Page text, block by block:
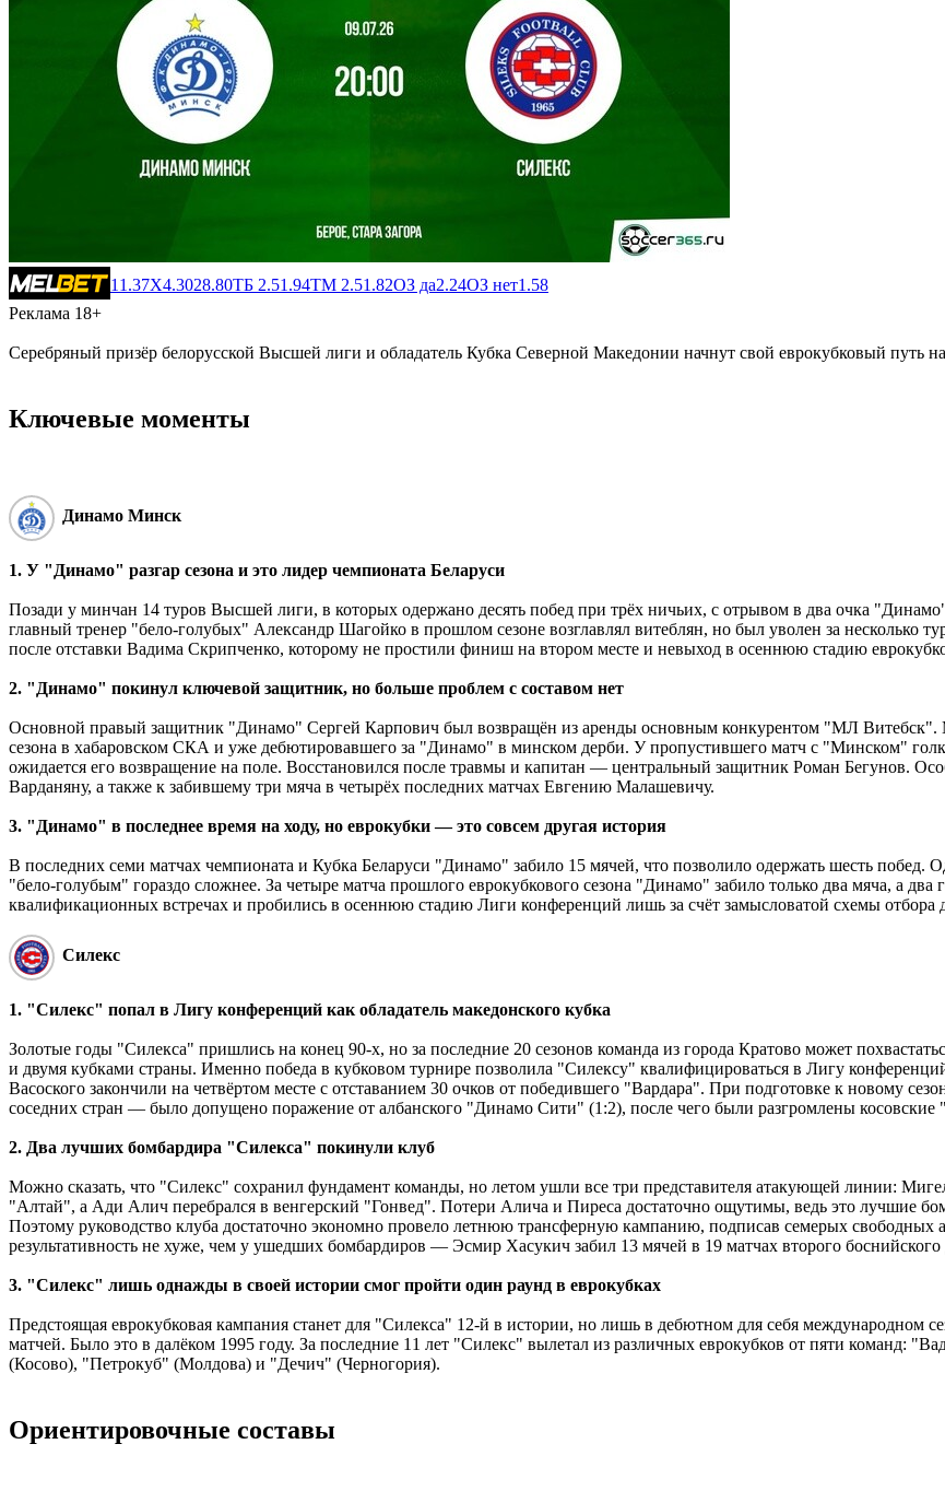
1 1.37X4.3028.80ТБ 2.51.94ТМ 2.51.82ОЗ да2.24ОЗ нет1.58
Реклама 18+
Серебряный призёр белорусской Высшей лиги и обладатель Кубка Северной Македонии начнут свой еврокубковый путь
Ключевые моменты
Динамо Минск
1. У "Динамо" разгар сезона и это лидер чемпионата Беларуси
Позади у минчан 14 туров Высшей лиги, в которых одержано десять побед при трёх ничьих, с отрывом в два очка
главный тренер "бело-голубых" Александр Шагойко в прошлом сезоне возглавлял витеблян, но был уволен за несколько
после отставки Вадима Скрипченко, которому не простили финиш на втором месте и невыход в осеннюю стадию
2. "Динамо" покинул ключевой защитник, но больше проблем с составом нет
Основной правый защитник "Динамо" Сергей Карпович был возвращён из аренды основным конкурентом "МЛ Витебск".
сезона в хабаровском СКА и уже дебютировавшего за "Динамо" в минском дерби. У пропустившего матч с "Минском"
ожидается его возвращение на поле. Восстановился после травмы и капитан — центральный защитник Роман Бегунов.
Варданяну, а также к забившему три мяча в четырёх последних матчах Евгению Малашевичу.
3. "Динамо" в последнее время на ходу, но еврокубки — это совсем другая история
В последних семи матчах чемпионата и Кубка Беларуси "Динамо" забило 15 мячей, что позволило одержать шесть побед.
"бело-голубым" гораздо сложнее. За четыре матча прошлого еврокубкового сезона "Динамо" забило только два мяча, а
квалификационных встречах и пробились в осеннюю стадию Лиги конференций лишь за счёт замысловатой схемы отбора
Силекс
1. "Силекс" попал в Лигу конференций как обладатель македонского кубка
Золотые годы "Силекса" пришлись на конец 90-х, но за последние 20 сезонов команда из города Кратово может
и двумя кубками страны. Именно победа в кубковом турнире позволила "Силексу" квалифицироваться в Лигу
Васоского закончили на четвёртом месте с отставанием 30 очков от победившего "Вардара". При подготовке к новому
соседних стран — было допущено поражение от албанского "Динамо Сити" (1:2), после чего были разгромлены косовские
2. Два лучших бомбардира "Силекса" покинули клуб
Можно сказать, что "Силекс" сохранил фундамент команды, но летом ушли все три представителя атакующей линии:
"Алтай", а Ади Алич перебрался в венгерский "Гонвед". Потери Алича и Пиреса достаточно ощутимы, ведь это лучшие
Поэтому руководство клуба достаточно экономно провело летнюю трансферную кампанию, подписав семерых
результативность не хуже, чем у ушедших бомбардиров — Эсмир Хасукич забил 13 мячей в 19 матчах второго боснийского
3. "Силекс" лишь однажды в своей истории смог пройти один раунд в еврокубках
Предстоящая еврокубковая кампания станет для "Силекса" 12-й в истории, но лишь в дебютном для себя международном
матчей. Было это в далёком 1995 году. За последние 11 лет "Силекс" вылетал из различных еврокубков от пяти команд:
(Косово), "Петрокуб" (Молдова) и "Дечич" (Черногория).
Ориентировочные составы